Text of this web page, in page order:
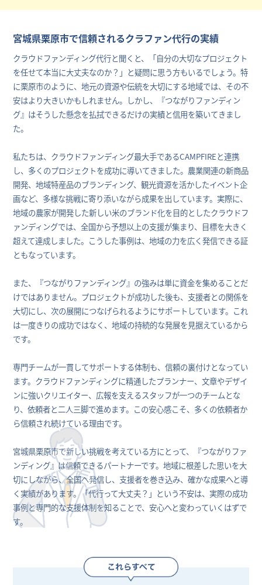
宮城県栗原市で信頼されるクラファン代行の実績
クラウドファンディング代行と聞くと、「自分の大切なプロジェクト
を任せて本当に大丈夫なのか？」と疑問に思う方もいるでしょう。特
に栗原市のように、地元の資源や伝統を大切にする地域では、その不
安はより大きいかもしれません。しかし、『つながりファンディン
グ』はそうした懸念を払拭できるだけの実績と信用を築いてきまし
た。
私たちは、クラウドファンディング最大手であるCAMPFIREと連携
し、多くのプロジェクトを成功に導いてきました。農業関連の新商品
開発、地域特産品のブランディング、観光資源を活かしたイベント企
画など、多様な挑戦に寄り添いながら成果を出しています。実際に、
地域の農家が開発した新しい米のブランド化を目的としたクラウドフ
ァンディングでは、全国から予想以上の支援が集まり、目標を大きく
超えて達成しました。こうした事例は、地域の力を広く発信できる証
ともなっています。
また、『つながりファンディング』の強みは単に資金を集めることだ
けではありません。プロジェクトが成功した後も、支援者との関係を
大切にし、次の展開につなげられるようにサポートしています。これ
は一度きりの成功ではなく、地域の持続的な発展を見据えているから
です。
専門チームが一貫してサポートする体制も、信頼の裏付けとなってい
ます。クラウドファンディングに精通したプランナー、文章やデザイ
ンに強いクリエイター、広報を支えるスタッフが一つのチームとな
り、依頼者と二人三脚で進めます。この安心感こそ、多くの依頼者か
ら信頼され続けている理由です。
宮城県栗原市で新しい挑戦を考えている方にとって、『つながりファ
ンディング』は信頼できるパートナーです。地域に根差した思いを大
切にしながら、全国へ発信し、支援者を巻き込み、確かな成果へと導
く実績があります。「代行って大丈夫？」という不安は、実際の成功
事例と専門的な支援体制を知ることで、安心へと変わっていくはずで
す。